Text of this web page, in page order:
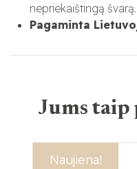
nepriekaištingą švarą.
Pagaminta
Jums
Akcija!
Naujiena!